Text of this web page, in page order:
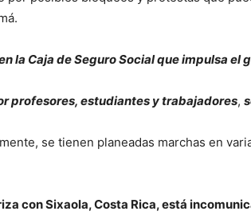
la Caja de Seguro Social que impulsa el
profesores, estudiantes y trabajadores,
se tienen planeadas marchas en
con Sixaola, Costa Rica, está